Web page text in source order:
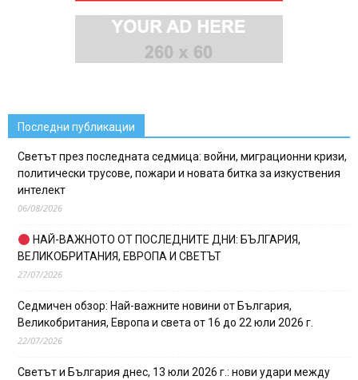
Последни публикации
Светът през последната седмица: войни, миграционни кризи,
политически трусове, пожари и новата битка за изкуствения
интелект
06/08/2026
НАЙ-ВАЖНОТО ОТ ПОСЛЕДНИТЕ ДНИ: БЪЛГАРИЯ,
ВЕЛИКОБРИТАНИЯ, ЕВРОПА И СВЕТЪТ
27/07/2026
Седмичен обзор: Най-важните новини от България,
Великобритания, Европа и света от 16 до 22 юли 2026 г.
22/07/2026
Светът и България днес, 13 юли 2026 г.: нови удари между